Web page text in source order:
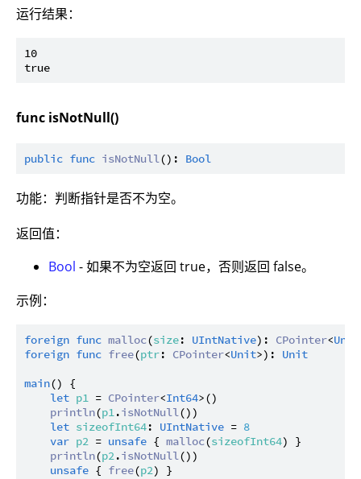
运行结果：
10
func isNotNull()
public func isNotNull(): Bool
功能：判断指针是否不为空。
返回值：
Bool - 如果不为空返回 true，否则返回 false。
示例：
foreign func malloc(size: UIntNative): CPointer<Unit
foreign func free(ptr: CPointer<Unit>): Unit
main() {
let p1 = CPointer<Int64>()
println(p1.isNotNull())
let sizeofInt64: UIntNative = 8
var p2 = unsafe { malloc(sizeofInt64) }
println(p2.isNotNull())
unsafe { free(p2) }